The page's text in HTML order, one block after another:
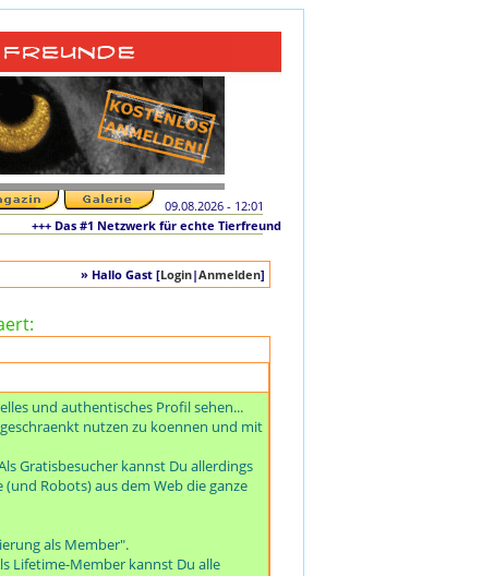
09.08.2026 - 12:01
+++ Das #1 Netzwerk für echte Tierfreunde und tierliebe Singles +++ Die
» Hallo Gast [Login|Anmelden]
und authentisches Profil sehen...
nutzen zu koennen und mit
Gratisbesucher kannst Du allerdings
Robots) aus dem Web die ganze
als Member".
Lifetime-Member kannst Du alle